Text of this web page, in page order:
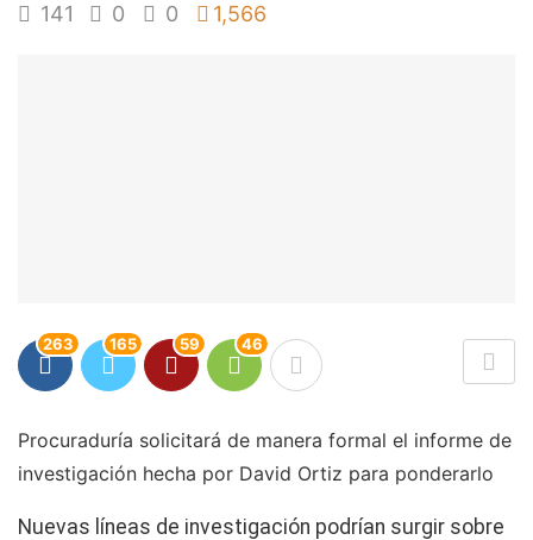
141 0 0 1,566
263 165 59 46
Procuraduría solicitará de manera formal el informe de
investigación hecha por David Ortiz para ponderarlo
Nuevas líneas de investigación podrían surgir sobre